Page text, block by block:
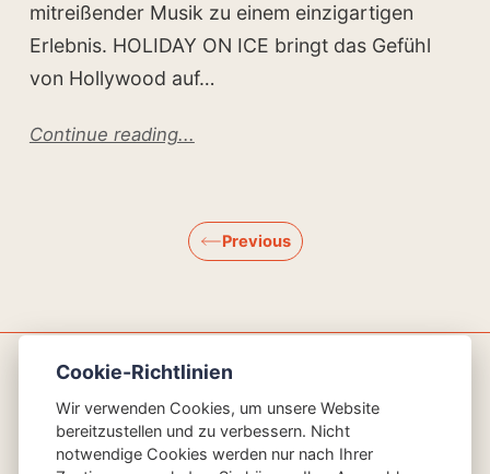
mitreißender Musik zu einem einzigartigen
Erlebnis. HOLIDAY ON ICE bringt das Gefühl
von Hollywood auf…
Continue reading...
Previous
AGBs Impressum Datenschutz Glossar
Der Inhalt dieser Seiten wurde KI-generiert
Cookie-Richtlinien
Wir verwenden Cookies, um unsere Website
bereitzustellen und zu verbessern. Nicht
notwendige Cookies werden nur nach Ihrer